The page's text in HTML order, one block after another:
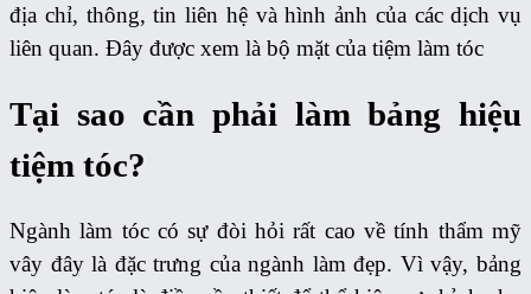
địa chỉ, thông, tin liên hệ và hình ảnh của các dịch vụ
liên quan. Đây được xem là bộ mặt của tiệm làm tóc
Tại sao cần phải làm bảng hiệu
tiệm tóc?
Ngành làm tóc có sự đòi hỏi rất cao về tính thẩm mỹ
vây đây là đặc trưng của ngành làm đẹp. Vì vậy, bảng